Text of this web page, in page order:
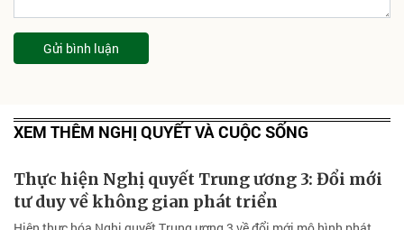
Gửi bình luận
XEM THÊM NGHỊ QUYẾT VÀ CUỘC SỐNG
Thực hiện Nghị quyết Trung ương 3: Đổi mới
tư duy về không gian phát triển